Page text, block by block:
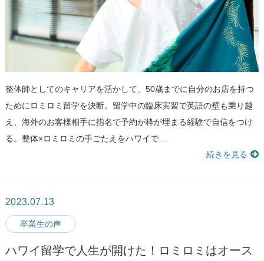
整体師としてのキャリアを活かして、50歳までに自分のお店を持つ
ためにロミロミ留学を決断。留学中の臨床実習で英語の壁も乗り越
え、海外のお客様相手に指名で予約が枠が埋まる経験で自信をつけ
る。整体×ロミロミの手ごたえをハワイで…
続きを見る
2023.07.13
卒業生の声
ハワイ留学で人生が開けた！ロミロミはオース